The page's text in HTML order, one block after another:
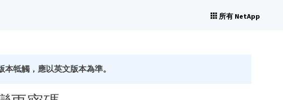
所有 NetApp
牴觸，應以英文版本為準。